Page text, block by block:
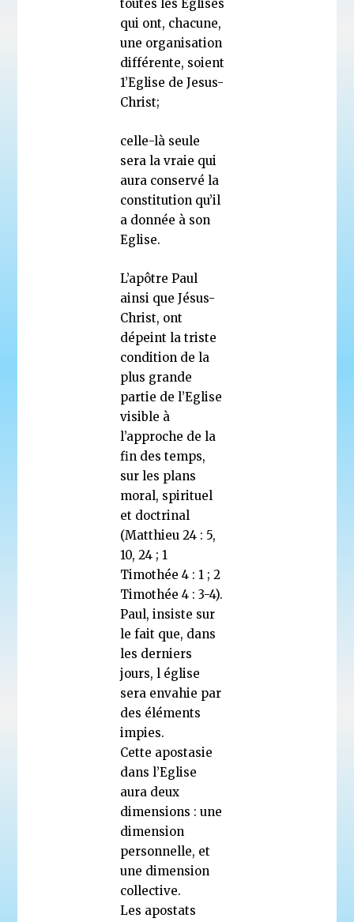
toutes les Eglises
qui ont, chacune,
une organisation
différente, soient
1’Eglise de Jesus-
Christ;
celle-là seule
sera la vraie qui
aura conservé la
constitution qu’il
a donnée à son
Eglise.
L’apôtre Paul
ainsi que Jésus-
Christ, ont
dépeint la triste
condition de la
plus grande
partie de l’Eglise
visible à
l’approche de la
fin des temps,
sur les plans
moral, spirituel
et doctrinal
(Matthieu 24 : 5,
10, 24 ; 1
Timothée 4 : 1 ; 2
Timothée 4 : 3-4).
Paul, insiste sur
le fait que, dans
les derniers
jours, l église
sera envahie par
des éléments
impies.
Cette apostasie
dans l’Eglise
aura deux
dimensions : une
dimension
personnelle, et
une dimension
collective.
Les apostats